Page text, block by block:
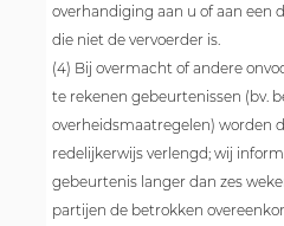
overhandiging aan u of aan een
die niet de vervoerder is.
(4) Bij overmacht of andere
te rekenen gebeurtenissen (bv.
overheidsmaatregelen) worden
redelijkerwijs verlengd; wij
gebeurtenis langer dan zes
partijen de betrokken